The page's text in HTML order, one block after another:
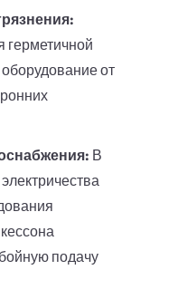
герметичной
от
В
подачу